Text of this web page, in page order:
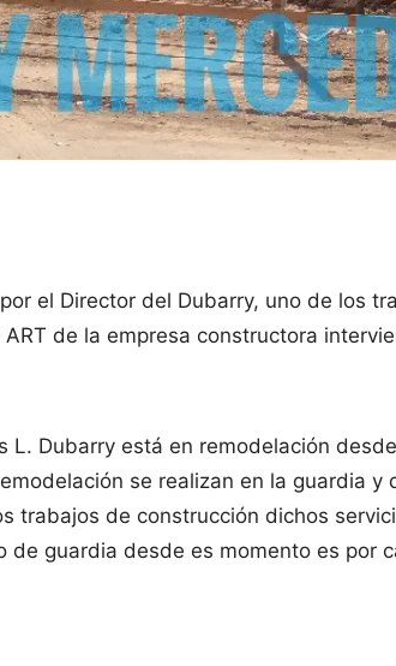
el Director del Dubarry, uno de los
de la empresa constructora
L. Dubarry está en remodelación
se realizan en la guardia
trabajos de construcción dichos
de guardia desde es momento es por